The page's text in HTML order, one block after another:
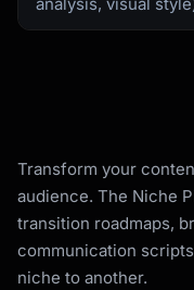
Transform your
audience. The Niche
transition roadmaps,
communication
niche to another.